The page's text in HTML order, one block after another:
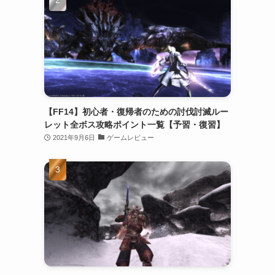
【FF14】初心者・復帰者のための討伐討滅ルー
レット全ボス攻略ポイント一覧【予習・復習】
2021年9月6日 ゲームレビュー